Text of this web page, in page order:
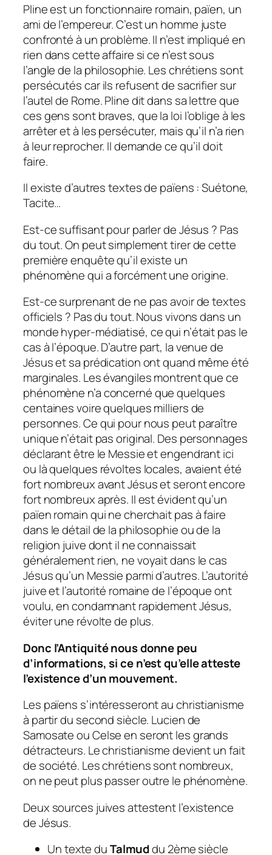
Pline est un fonctionnaire romain, païen, un
ami de l’empereur. C’est un homme juste
confronté à un problème. Il n’est impliqué en
rien dans cette affaire si ce n’est sous
l’angle de la philosophie. Les chrétiens sont
persécutés car ils refusent de sacrifier sur
l’autel de Rome. Pline dit dans sa lettre que
ces gens sont braves, que la loi l’oblige à les
arrêter et à les persécuter, mais qu’il n’a rien
à leur reprocher. Il demande ce qu’il doit
faire.
Il existe d’autres textes de païens : Suétone,
Tacite…
Est-ce suffisant pour parler de Jésus ? Pas
du tout. On peut simplement tirer de cette
première enquête qu’il existe un
phénomène qui a forcément une origine.
Est-ce surprenant de ne pas avoir de textes
officiels ? Pas du tout. Nous vivons dans un
monde hyper-médiatisé, ce qui n’était pas le
cas à l’époque. D’autre part, la venue de
Jésus et sa prédication ont quand même été
marginales. Les évangiles montrent que ce
phénomène n’a concerné que quelques
centaines voire quelques milliers de
personnes. Ce qui pour nous peut paraître
unique n’était pas original. Des personnages
déclarant être le Messie et engendrant ici
ou là quelques révoltes locales, avaient été
fort nombreux avant Jésus et seront encore
fort nombreux après. Il est évident qu’un
païen romain qui ne cherchait pas à faire
dans le détail de la philosophie ou de la
religion juive dont il ne connaissait
généralement rien, ne voyait dans le cas
Jésus qu’un Messie parmi d’autres. L’autorité
juive et l’autorité romaine de l’époque ont
voulu, en condamnant rapidement Jésus,
éviter une révolte de plus.
Donc l’Antiquité nous donne peu
d’informations, si ce n’est qu’elle atteste
l’existence d’un mouvement.
Les païens s’intéresseront au christianisme
à partir du second siècle. Lucien de
Samosate ou Celse en seront les grands
détracteurs. Le christianisme devient un fait
de société. Les chrétiens sont nombreux,
on ne peut plus passer outre le phénomène.
Deux sources juives attestent l’existence
de Jésus.
Un texte duTalmuddu 2ème siècle